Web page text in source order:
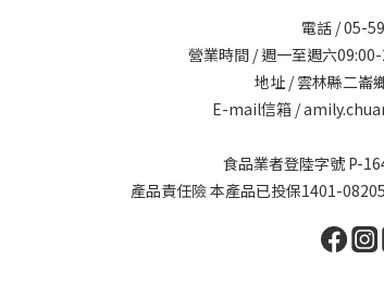
電話 / 05-
營業時間 / 週一至週六
地址 / 雲林縣二崙
E-mail信箱 /
食品業者登陸字號 P-
產品責任險 本產品已投保1401-